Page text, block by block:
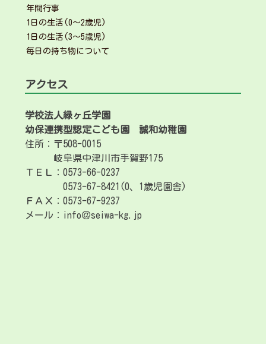
年間行事
1日の生活(0～2歳児)
1日の生活(3～5歳児)
毎日の持ち物について
アクセス
学校法人緑ヶ丘学園
幼保連携型認定こども園
誠和幼稚園
住所：〒508-0015
岐阜県中津川市手賀野175
ＴＥＬ：0573-66-0237
0573-67-8421(0、1歳児園舎)
ＦＡＸ：0573-67-9237
メール：info＠seiwa-kg.jp